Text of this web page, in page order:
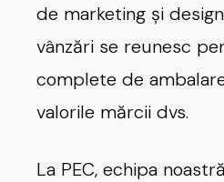
de marketing și
vânzări se reunesc
complete de
valorile mărcii dvs.
La PEC, echipa